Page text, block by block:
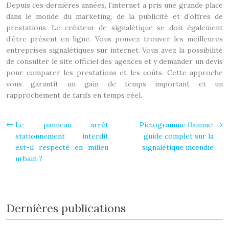
Depuis ces dernières années, l’internet a pris une grande place
dans le monde du marketing, de la publicité et d’offres de
prestations. Le créateur de signalétique se doit également
d’être présent en ligne. Vous pouvez trouver les meilleures
entreprises signalétiques sur internet. Vous avez la possibilité
de consulter le site officiel des agences et y demander un devis
pour comparer les prestations et les coûts. Cette approche
vous garantit un gain de temps important et un
rapprochement de tarifs en temps réel.
Le panneau arrêt
stationnement interdit
est-il respecté en milieu
urbain ?
Pictogramme flamme:
guide complet sur la
signalétique incendie
Dernières publications